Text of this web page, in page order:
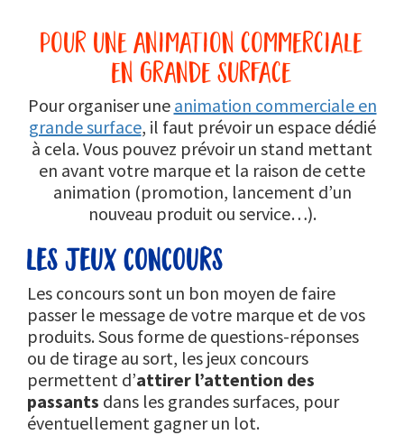
pour une animation commerciale
en grande surface
Pour organiser une animation commerciale en
grande surface, il faut prévoir un espace dédié
à cela. Vous pouvez prévoir un stand mettant
en avant votre marque et la raison de cette
animation (promotion, lancement d’un
nouveau produit ou service…).
les jeux concours
Les concours sont un bon moyen de faire
passer le message de votre marque et de vos
produits. Sous forme de questions-réponses
ou de tirage au sort, les jeux concours
permettent d’attirer l’attention des
passants dans les grandes surfaces, pour
éventuellement gagner un lot.